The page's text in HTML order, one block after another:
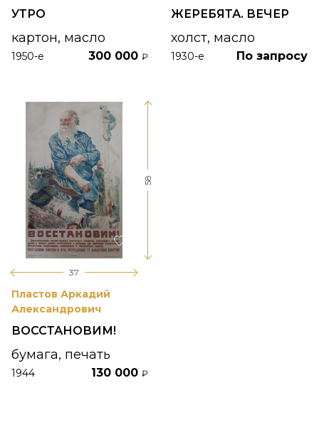
УТРО
картон, масло
1950-е 300 000 ₽
ЖЕРЕБЯТА. ВЕЧЕР
холст, масло
1930-е По запросу
37
58
Пластов Аркадий
Александрович
ВОССТАНОВИМ!
бумага, печать
1944 130 000 ₽